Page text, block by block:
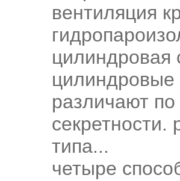
вентиляция
цилиндровая
различают по
секретности.
типа...
четыре